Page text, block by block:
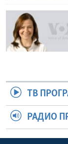
ТВ
РАДИО